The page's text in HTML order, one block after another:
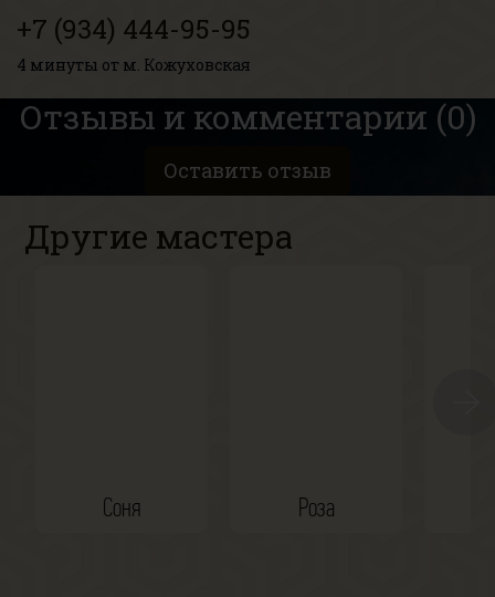
+7 (934) 444-95-95
4 минуты от м. Кожуховская
Отзывы и комментарии (0)
Оставить отзыв
Другие мастера
Соня Роза